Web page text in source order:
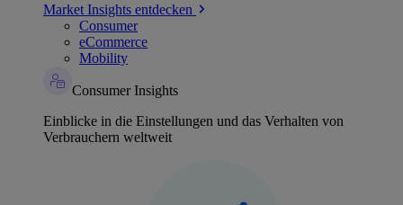
Market Insights entdecken
Consumer
eCommerce
Mobility
Consumer Insights
Einblicke in die Einstellungen und das Verhalten von
Verbrauchern weltweit